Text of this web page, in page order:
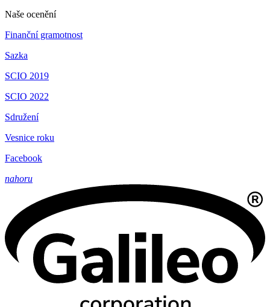
Naše ocenění
Finanční gramotnost
Sazka
SCIO 2019
SCIO 2022
Sdružení
Vesnice roku
Facebook
nahoru